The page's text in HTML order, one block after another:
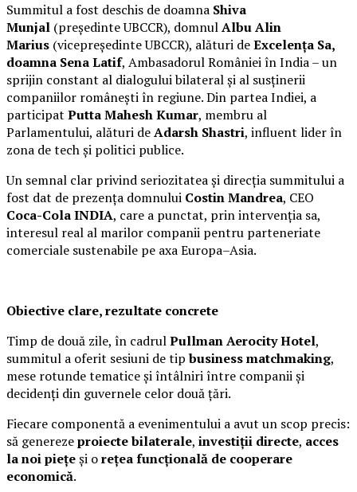
Summitul a fost deschis de doamna Shiva
Munjal (președinte UBCCR), domnulAlbu Alin
Marius (vicepreședinte UBCCR), alături deExcelența Sa,
doamna Sena Latif, Ambasadorul României în India – un
sprijin constant al dialogului bilateral și al susținerii
companiilor românești în regiune. Din partea Indiei, a
participat Putta Mahesh Kumar, membru al
Parlamentului, alături deAdarsh Shastri, influent lider în
zona de tech și politici publice.
Un semnal clar privind seriozitatea și direcția summitului a
fost dat de prezența domnului Costin Mandrea, CEO
Coca-Cola INDIA, care a punctat, prin intervenția sa,
interesul real al marilor companii pentru parteneriate
comerciale sustenabile pe axa Europa–Asia.
Obiective clare, rezultate concrete
Timp de două zile, în cadrulPullman Aerocity Hotel,
summitul a oferit sesiuni de tipbusiness matchmaking,
mese rotunde tematice și întâlniri între companii și
decidenți din guvernele celor două țări.
Fiecare componentă a evenimentului a avut un scop precis:
să generezeproiecte bilaterale, investiții directe, acces
la noi piețeși orețea funcțională de cooperare
economică.